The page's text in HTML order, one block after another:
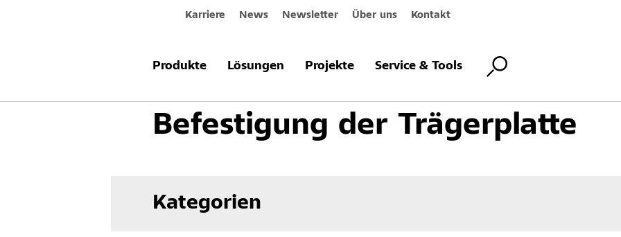
Karriere News Newsletter Über uns Kontakt
Produkte Lösungen Projekte Service & Tools
Produkte & Systeme Fassade Vorgehängte hinterlüftete Fassadensysteme Systemkomponenten
Befestigung der Trägerplatte
Kategorien